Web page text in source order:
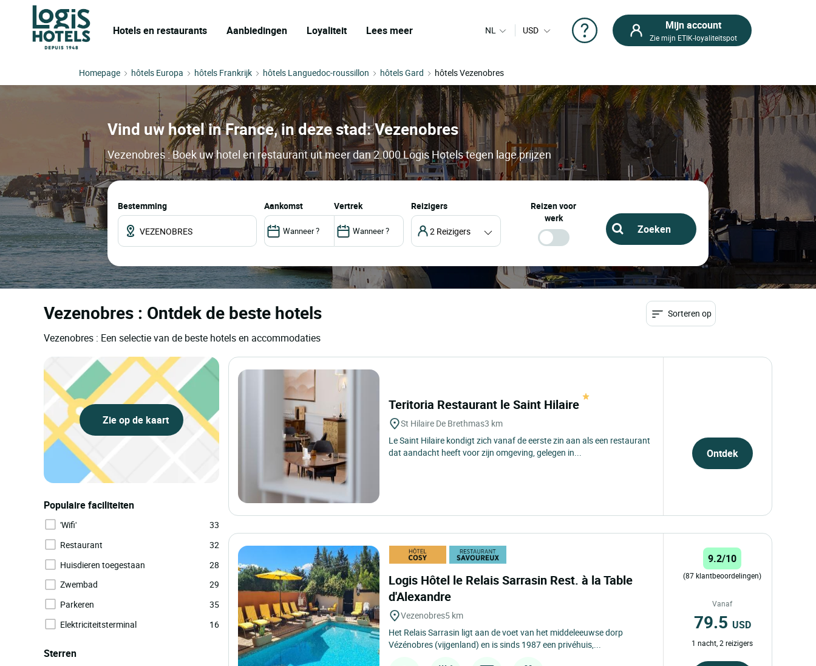
Hotels en restaurants Aanbiedingen Loyaliteit Lees meer NL USD Mijn account
Zie mijn ETIK-loyaliteitspot
Homepage hôtels Europa hôtels Frankrijk hôtels Languedoc-roussillon hôtels Gard hôtels Vezenobres
Vind uw hotel in France, in deze stad: Vezenobres
Vezenobres : Boek uw hotel en restaurant uit meer dan 2.000 Logis Hotels tegen lage prijzen
Bestemming aankomst vertrek Reizigers
2 Reizigers
Reizen voor
werk
Vezenobres : Ontdek de beste hotels
Vezenobres : Een selectie van de beste hotels en accommodaties
Sorteren op
Zie op de kaart
Populaire faciliteiten
'Wifi'
33
Restaurant
32
Huisdieren toegestaan
28
Zwembad
29
Parkeren
35
Elektriciteitsterminal
16
Sterren
Teritoria Restaurant le Saint Hilaire
St Hilaire De Brethmas3 km
Le Saint Hilaire kondigt zich vanaf de eerste zin aan als een restaurant
dat aandacht heeft voor zijn omgeving, gelegen in...
Ontdek
Logis Hôtel le Relais Sarrasin Rest. à la Table
d'Alexandre
Vezenobres5 km
Het Relais Sarrasin ligt aan de voet van het middeleeuwse dorp
Vézénobres (vijgenland) en is sinds 1987 een privéhuis,...
9.2/10
(87 klantbeoordelingen)
Vanaf
79.5 USD
1 nacht, 2 reizigers